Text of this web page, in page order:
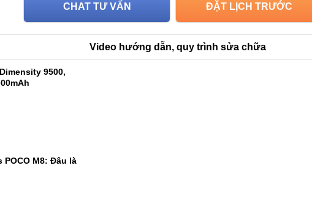
CHAT TƯ VẤN ĐẶT LỊCH TRƯỚC
9500,
POCO M8: Đâu là
Video hướng dẫn, quy trình sửa chữa